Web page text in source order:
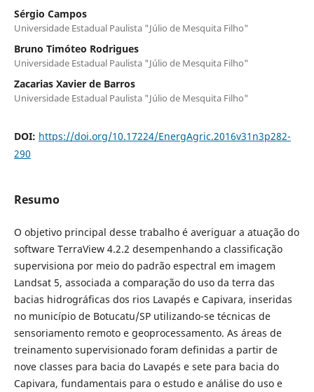
Sérgio Campos
Universidade Estadual Paulista "Júlio de Mesquita Filho"
Bruno Timóteo Rodrigues
Universidade Estadual Paulista "Júlio de Mesquita Filho"
Zacarias Xavier de Barros
Universidade Estadual Paulista "Júlio de Mesquita Filho"
DOI: https://doi.org/10.17224/EnergAgric.2016v31n3p282-
290
Resumo
O objetivo principal desse trabalho é averiguar a atuação do
software TerraView 4.2.2 desempenhando a classificação
supervisiona por meio do padrão espectral em imagem
Landsat 5, associada a comparação do uso da terra das
bacias hidrográficas dos rios Lavapés e Capivara, inseridas
no município de Botucatu/SP utilizando-se técnicas de
sensoriamento remoto e geoprocessamento. As áreas de
treinamento supervisionado foram definidas a partir de
nove classes para bacia do Lavapés e sete para bacia do
Capivara, fundamentais para o estudo e análise do uso e